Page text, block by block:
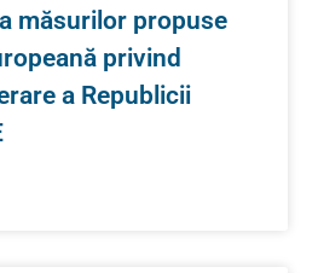
măsurilor propuse
privind
a Republicii